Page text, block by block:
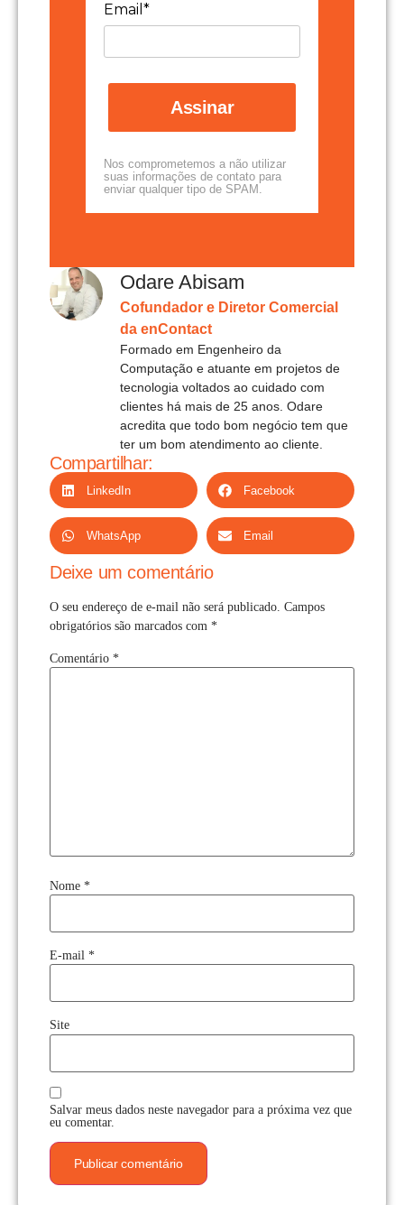
Email*
Assinar
Nos comprometemos a não utilizar
suas informações de contato para
enviar qualquer tipo de SPAM.
Odare Abisam
Cofundador e Diretor Comercial
da enContact
Formado em Engenheiro da
Computação e atuante em projetos de
tecnologia voltados ao cuidado com
clientes há mais de 25 anos. Odare
acredita que todo bom negócio tem que
ter um bom atendimento ao cliente.
Compartilhar:
LinkedIn Facebook
WhatsApp Email
Deixe um comentário
O seu endereço de e-mail não será publicado. Campos
obrigatórios são marcados com *
Comentário *
Nome *
E-mail *
Site
Salvar meus dados neste navegador para a próxima vez que
eu comentar.